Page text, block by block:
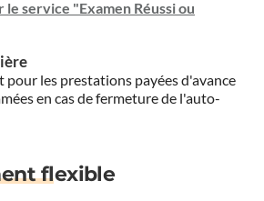
le service "Examen Réussi ou
pour les prestations payées d'avance
en cas de fermeture de l'auto-
flexible